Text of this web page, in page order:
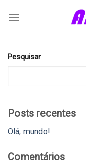
Pesquisar
Posts recentes
Olá, mundo!
Comentários